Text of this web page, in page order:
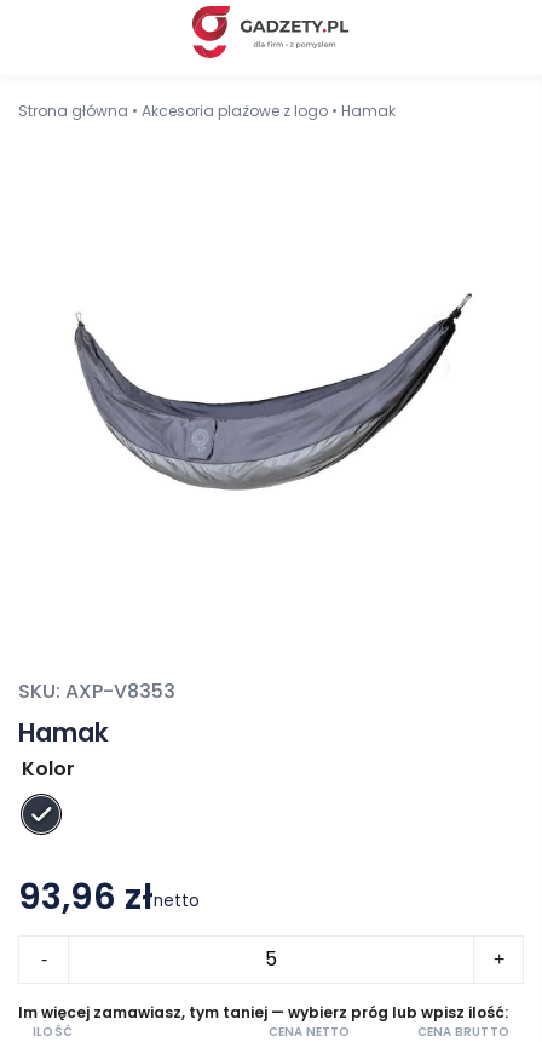
Strona główna • Akcesoria plażowe z logo • Hamak
Hamak
SKU: AXP-V8353
Kolor
93,96 złnetto
- +
Im więcej zamawiasz, tym taniej — wybierz próg lub wpisz ilość:
ILOŚĆ CENA NETTO CENA BRUTTO